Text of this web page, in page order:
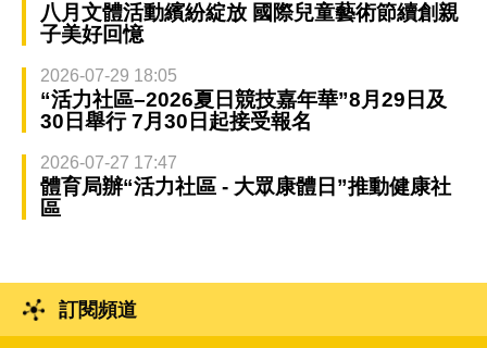
八月文體活動繽紛綻放 國際兒童藝術節續創親
子美好回憶
2026-07-29 18:05
“活力社區–2026夏日競技嘉年華”8月29日及
30日舉行 7月30日起接受報名
2026-07-27 17:47
體育局辦“活力社區 - 大眾康體日”推動健康社
區
訂閱頻道